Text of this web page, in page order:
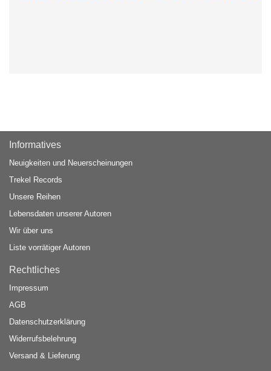
Informatives
Neuigkeiten und Neuerscheinungen
Trekel Records
Unsere Reihen
Lebensdaten unserer Autoren
Wir über uns
Liste vorrätiger Autoren
Rechtliches
Impressum
AGB
Datenschutzerklärung
Widerrufsbelehrung
Versand & Lieferung